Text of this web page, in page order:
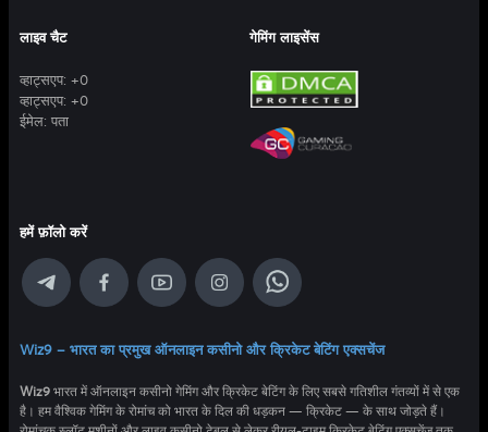
Wiz9 – भारत का प्रमुख ऑनलाइन कसीनो और क्रिकेट बेटिंग एक्सचेंज
Wiz9 भारत में ऑनलाइन कसीनो गेमिंग और क्रिकेट बेटिंग के लिए सबसे गतिशील गंतव्यों में से एक
है। हम वैश्विक गेमिंग के रोमांच को भारत के दिल की धड़कन — क्रिकेट — के साथ जोड़ते हैं।
हमें फ़ॉलो करें
लाइव चैट
व्हाट्सएप: +0
व्हाट्सएप: +0
ईमेल: पता
गेमिंग लाइसेंस